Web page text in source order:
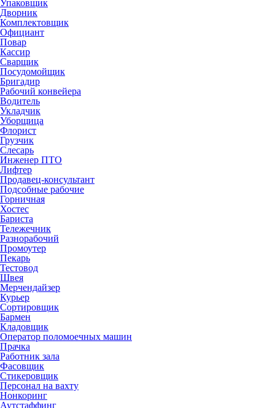
Упаковщик
Дворник
Комплектовщик
Официант
Повар
Кассир
Сварщик
Посудомойщик
Бригадир
Рабочий конвейера
Водитель
Укладчик
Уборщица
Флорист
Грузчик
Слесарь
Инженер ПТО
Лифтер
Продавец-консультант
Подсобные рабочие
Горничная
Хостес
Бариста
Тележечник
Разнорабочий
Промоутер
Пекарь
Тестовод
Швея
Мерчендайзер
Курьер
Сортировщик
Бармен
Кладовщик
Оператор поломоечных машин
Прачка
Работник зала
Фасовщик
Стикеровщик
Персонал на вахту
Нонкоринг
Аутстаффинг